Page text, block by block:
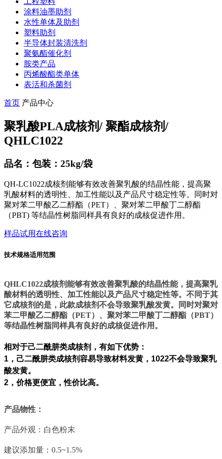
涂料油墨助剂
水性单体及助剂
塑料助剂
半导体封装清洗剂
聚氨酯催化剂
胺类产品
丙烯酸酯类单体
表活和杀菌剂
首页 产品中心
聚乳酸PLA成核剂/ 聚酯成核剂/
QHLC1022
品名：包装：25kg/袋
QH-LC1022成核剂能够有效改善聚乳酸的结晶性能，提高聚
乳酸材料的透明性、加工性能以及产品尺寸稳定性等。同时对
聚对苯二甲酸乙二醇酯（PET）、聚对苯二甲酸丁二醇酯
（PBT) 等结晶性树脂同样具有良好的成核促进作用。
样品试用在线咨询
技术规格适用范围
QHLC1022成核剂能够有效改善聚乳酸的结晶性能，提高聚乳
酸材料的透明性、加工性能以及产品尺寸稳定性等。不同于其
它成核剂的是，此款成核剂不会导致聚乳酸发黄。同时对聚对
苯二甲酸乙二醇酯（PET）、聚对苯二甲酸丁二醇酯（PBT）
等结晶性树脂同样具有良好的成核促进作用。
相对于己二酰肼类成核剂，有如下优势：
1，己二酰肼类成核剂容易导致材料发黄，1022不会导致聚乳
酸发黄。
2，价格更便宜，性价比高。
产品物性：
产品外观：白色粉末
建议添加量：0.5~1.5%